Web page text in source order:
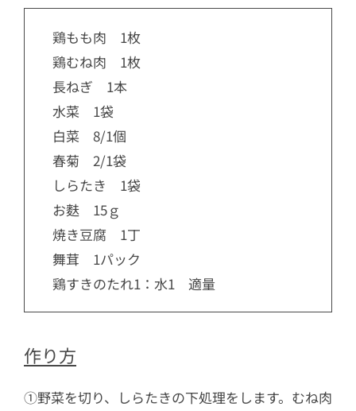
鶏もも肉 1枚
鶏むね肉 1枚
長ねぎ 1本
水菜 1袋
白菜 8/1個
春菊 2/1袋
しらたき 1袋
お麩 15ｇ
焼き豆腐 1丁
舞茸 1パック
鶏すきのたれ1：水1 適量
作り方
①野菜を切り、しらたきの下処理をします。むね肉